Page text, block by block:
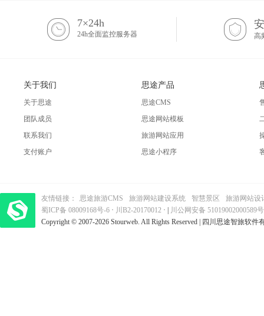
7×24h
24h全面监控服务器 高
关于我们
关于思途
团队成员
联系我们
支付账户
思途产品
思途CMS
思途网站模板
旅游网站应用
思途小程序
友情链接： 思途旅游CMS 旅游网站建设系统 智慧景区
旅游网站设
梦旅程酒店管理系统
​| 运营支持：创旅云营销​
蜀ICP备 08009168号-6 · 川B2-20170012 · |
川公网安备 51019002000589号
Copyright © 2007-2026 Stourweb. All Rights Reserved | 四川思途智旅软件